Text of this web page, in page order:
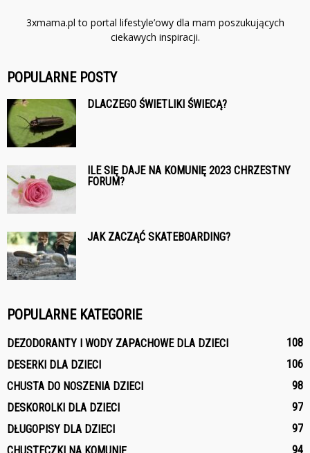
3xmama.pl to portal lifestyle’owy dla mam poszukujących
ciekawych inspiracji.
POPULARNE POSTY
DLACZEGO ŚWIETLIKI ŚWIECĄ?
ILE SIĘ DAJE NA KOMUNIĘ 2023 CHRZESTNY
FORUM?
JAK ZACZĄĆ SKATEBOARDING?
POPULARNE KATEGORIE
DEZODORANTY I WODY ZAPACHOWE DLA DZIECI
108
DESERKI DLA DZIECI
106
CHUSTA DO NOSZENIA DZIECI
98
DESKOROLKI DLA DZIECI
97
DŁUGOPISY DLA DZIECI
97
CHUSTECZKI NA KOMUNIĘ
94